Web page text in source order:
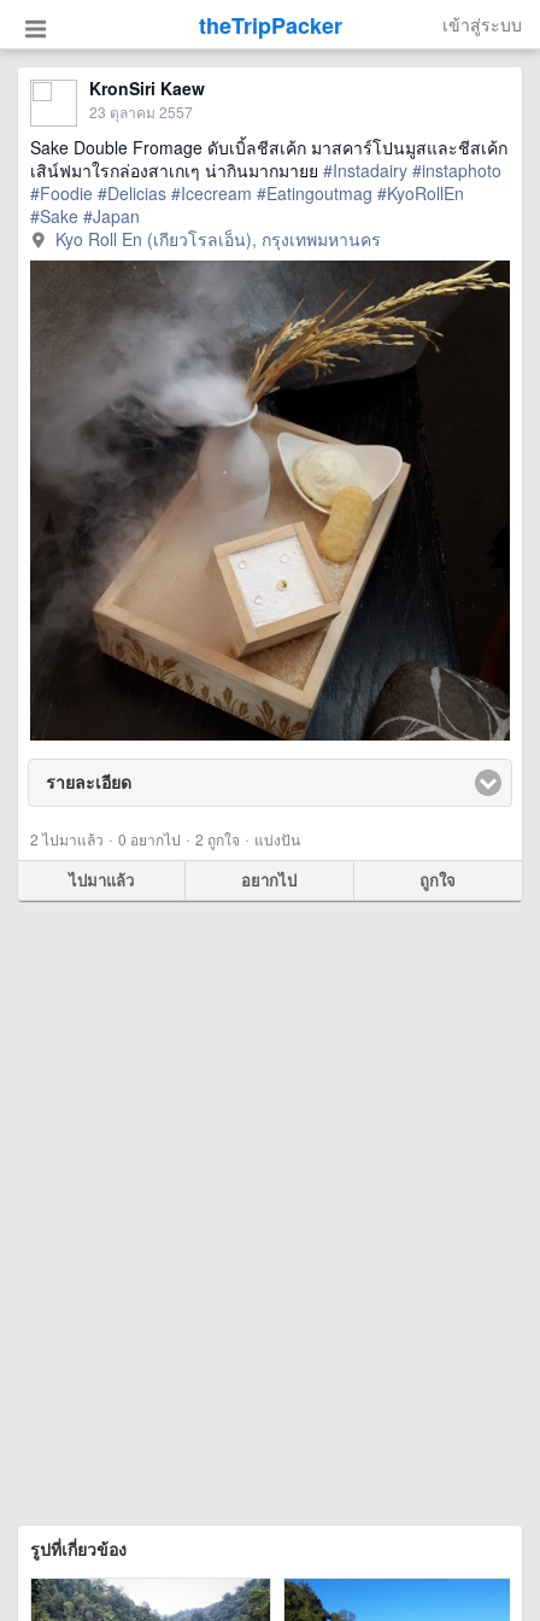
theTripPacker เข้าสู่ระบบ
KronSiri Kaew
23 ตุลาคม 2557
Sake Double Fromage ดับเบิ้ลชีสเค้ก มาสคาร์โปนมูสและชีสเค้ก
เสิน์ฟมาใรกล่องสาเกเๆ น่ากินมากมายย #Instadairy #instaphoto
#Foodie #Delicias #Icecream #Eatingoutmag #KyoRollEn
#Sake #Japan
Kyo Roll En (เกียวโรลเอ็น), กรุงเทพมหานคร
รายละเอียด
2ไปมาแล้ว · 0 อยากไป · 2 ถูกใจ · แบ่งปัน
ไปมาแล้ว อยากไป ถูกใจ
รูปที่เกี่ยวข้อง